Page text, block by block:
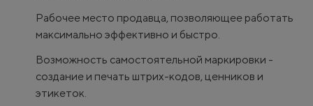
Рабочее место продавца, позволяющее работать
максимально эффективно и быстро.
Возможность самостоятельной маркировки -
создание и печать штрих-кодов, ценников и
этикеток.